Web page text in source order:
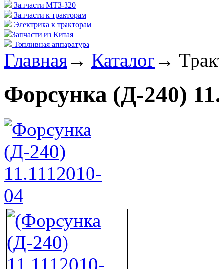
Запчасти МТЗ-320
Запчасти к тракторам
Электрика к тракторам
Запчасти из Китая
Топливная аппаратура
Главная→ Каталог →
Форсунка (Д-240)